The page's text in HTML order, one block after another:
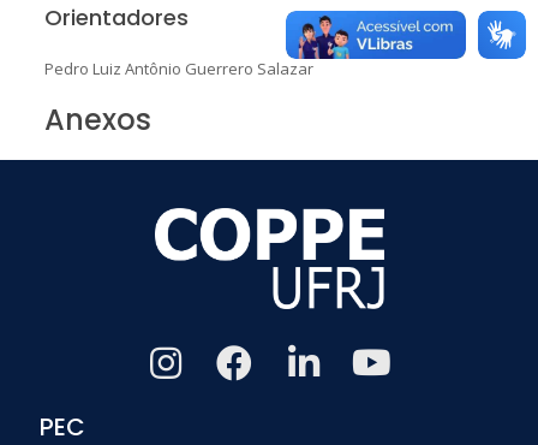
Orientadores
Pedro Luiz Antônio Guerrero Salazar
Anexos
PEC